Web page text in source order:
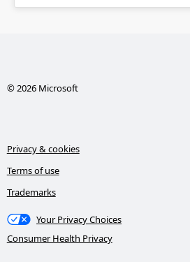
© 2026 Microsoft
Privacy & cookies
Terms of use
Trademarks
Your Privacy Choices
Consumer Health Privacy